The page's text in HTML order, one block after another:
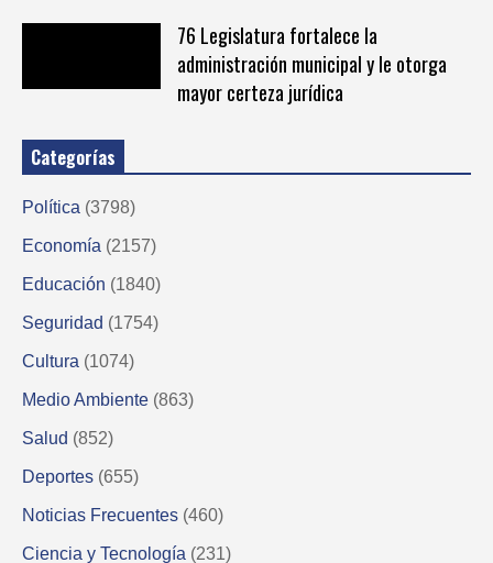
76 Legislatura fortalece la
administración municipal y le otorga
mayor certeza jurídica
Categorías
Política (3798)
Economía (2157)
Educación (1840)
Seguridad (1754)
Cultura (1074)
Medio Ambiente (863)
Salud (852)
Deportes (655)
Noticias Frecuentes (460)
Ciencia y Tecnología (231)